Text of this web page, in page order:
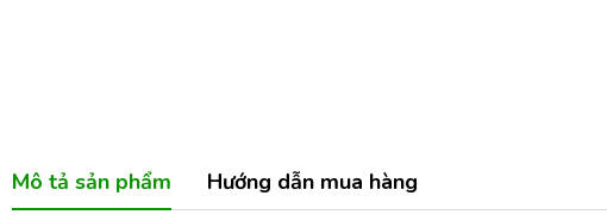
Mô tả sản phẩm Hướng dẫn mua hàng